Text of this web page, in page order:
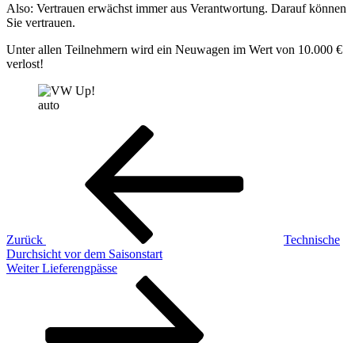
Also: Vertrauen erwächst immer aus Verantwortung. Darauf können
Sie vertrauen.
Unter allen Teilnehmern wird ein Neuwagen im Wert von 10.000 €
verlost!
auto
Beitragsnavigation
Zurück
Technische
Durchsicht vor dem Saisonstart
Nächster
Weiter Lieferengpässe